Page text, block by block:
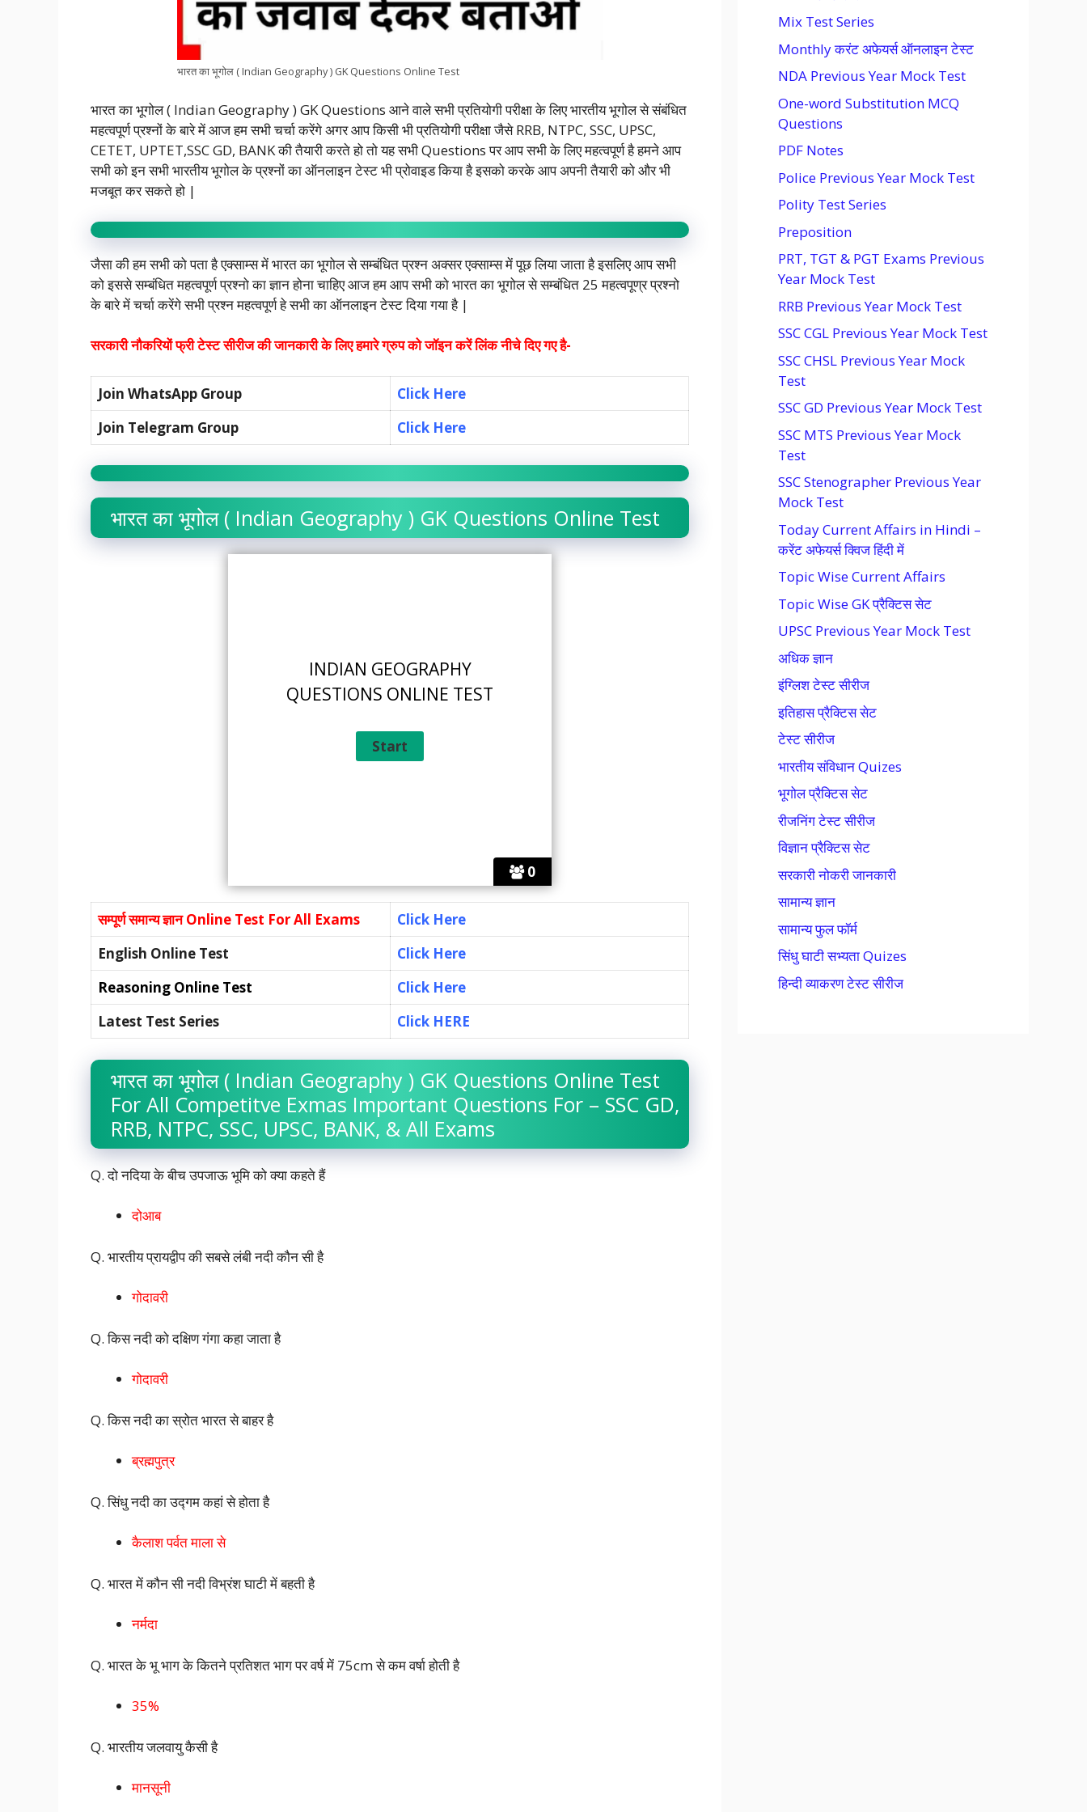
भारत का भूगोल ( Indian Geography ) GK Questions Online Test
भारत का भूगोल ( Indian Geography ) GK Questions आने वाले सभी प्रतियोगी परीक्षा के लिए भारतीय भूगोल से संबंधित
महत्वपूर्ण प्रश्नों के बारे में आज हम सभी चर्चा करेंगे अगर आप किसी भी प्रतियोगी परीक्षा जैसे RRB, NTPC, SSC, UPSC,
CETET, UPTET,SSC GD, BANK की तैयारी करते हो तो यह सभी Questions पर आप सभी के लिए महत्वपूर्ण है हमने आप
सभी को इन सभी भारतीय भूगोल के प्रश्नों का ऑनलाइन टेस्ट भी प्रोवाइड किया है इसको करके आप अपनी तैयारी को और भी
मजबूत कर सकते हो |
जैसा की हम सभी को पता है एक्साम्स में भारत का भूगोल से सम्बंधित प्रश्न अक्सर एक्साम्स में पूछ लिया जाता है इसलिए आप सभी
को इससे सम्बंधित महत्वपूर्ण प्रश्नो का ज्ञान होना चाहिए आज हम आप सभी को भारत का भूगोल से सम्बंधित 25 महत्वपूण्र प्रश्नो
के बारे में चर्चा करेंगे सभी प्रश्न महत्वपूर्ण हे सभी का ऑनलाइन टेस्ट दिया गया है |
सरकारी नौकरियों फ्री टेस्ट सीरीज की जानकारी के लिए हमारे ग्रुप को जॉइन करें लिंक नीचे दिए गए है-
Join WhatsApp Group
Click Here
Join Telegram Group
Click Here
भारत का भूगोल ( Indian Geography ) GK Questions Online Test
0
INDIAN GEOGRAPHY
QUESTIONS ONLINE TEST
सम्पूर्ण समान्य ज्ञानOnline Test For All Exams
Click Here
English Online Test
Click Here
Reasoning Online Test
Click Here
Latest Test Series
Click HERE
भारत का भूगोल ( Indian Geography ) GK Questions Online Test
For All Competitve Exmas Important Questions For – SSC GD,
RRB, NTPC, SSC, UPSC, BANK, & All Exams
Q. दो नदिया के बीच उपजाऊ भूमि को क्या कहते हैं
दोआब
Q. भारतीय प्रायद्वीप की सबसे लंबी नदी कौन सी है
गोदावरी
Q. किस नदी को दक्षिण गंगा कहा जाता है
गोदावरी
Q. किस नदी का स्रोत भारत से बाहर है
ब्रह्मपुत्र
Q. सिंधु नदी का उद्गम कहां से होता है
कैलाश पर्वत माला से
Q. भारत में कौन सी नदी विभ्रंश घाटी में बहती है
नर्मदा
Q. भारत के भू भाग के कितने प्रतिशत भाग पर वर्ष में 75cm से कम वर्षा होती है
35%
Q. भारतीय जलवायु कैसी है
मानसूनी
Mix Test Series
Monthly करंट अफेयर्स ऑनलाइन टेस्ट
NDA Previous Year Mock Test
One-word Substitution MCQ
Questions
PDF Notes
Police Previous Year Mock Test
Polity Test Series
Preposition
PRT, TGT & PGT Exams Previous
Year Mock Test
RRB Previous Year Mock Test
SSC CGL Previous Year Mock Test
SSC CHSL Previous Year Mock
Test
SSC GD Previous Year Mock Test
SSC MTS Previous Year Mock
Test
SSC Stenographer Previous Year
Mock Test
Today Current Affairs in Hindi –
करेंट अफेयर्स क्विज हिंदी में
Topic Wise Current Affairs
Topic Wise GK प्रैक्टिस सेट
UPSC Previous Year Mock Test
अधिक ज्ञान
इंग्लिश टेस्ट सीरीज
इतिहास प्रैक्टिस सेट
टेस्ट सीरीज
भारतीय संविधान Quizes
भूगोल प्रैक्टिस सेट
रीजनिंग टेस्ट सीरीज
विज्ञान प्रैक्टिस सेट
सरकारी नोकरी जानकारी
सामान्य ज्ञान
सामान्य फुल फॉर्म
सिंधु घाटी सभ्यता Quizes
हिन्दी व्याकरण टेस्ट सीरीज